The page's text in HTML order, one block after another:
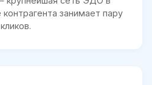
занимает пару
кликов.